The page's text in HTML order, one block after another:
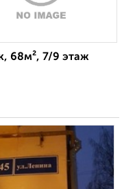
68м², 7/9 этаж